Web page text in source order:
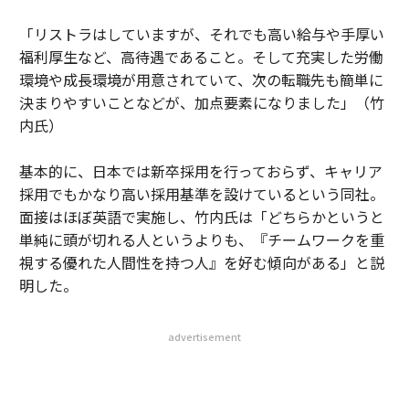
「リストラはしていますが、それでも高い給与や手厚い
福利厚生など、高待遇であること。そして充実した労働
環境や成長環境が用意されていて、次の転職先も簡単に
決まりやすいことなどが、加点要素になりました」（竹
内氏）
基本的に、日本では新卒採用を行っておらず、キャリア
採用でもかなり高い採用基準を設けているという同社。
面接はほぼ英語で実施し、竹内氏は「どちらかというと
単純に頭が切れる人というよりも、『チームワークを重
視する優れた人間性を持つ人』を好む傾向がある」と説
明した。
advertisement